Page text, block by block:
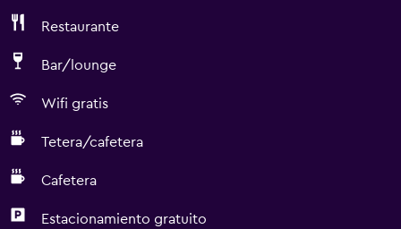
Restaurante
Bar/lounge
Wifi gratis
Tetera/cafetera
Cafetera
Estacionamiento gratuito